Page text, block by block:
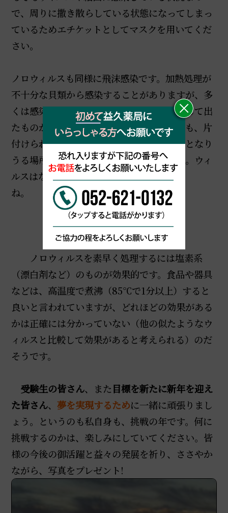
で、周りに撒き散らしている状態になってしまっ
ているためエチケットとしてマスクを用いてくだ
さい。
ノロウィルスも同様に飛沫感染です。加熱処理が
不十分な貝類から感染することがありますが、多
くは感染者の嘔吐物（吐いたもの）や下痢して出
たものからです。それらに直接触れなくても、片
付けられてからもしばらくは、その感染源となり
うる場所には近づかない方が良いでしょう。ウィ
ルスはなかなかしぶといですから
ね。
ノロウィルスを素早く処理するには塩素系
（漂白剤など）のものが効果的です。食品や器具
などは、高温度で煮沸（85℃で1分以上）すると
良いと言われていますが、どれほどの効果がある
かは正確には分かっていない（他の似たようなウ
ィルスと比較して効果があると考えられる）のだ
そうです。
受験生の皆さん、また目標を新たに新年を迎え
た皆さん、 夢を実現するために一緒に頑張りまし
ょう。というのも私自身も、挑戦の年です。何に
挑戦するのかは、楽しみにしていてください。皆
様の今後の御活躍と益々の発展を祈り、ささやか
ながら、写真をプレゼント!